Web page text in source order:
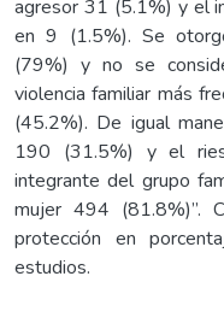
agresor 31 (5.1%) y el
en 9 (1.5%). Se
(79%) y no se
violencia familiar más
(45.2%). De igual
190 (31.5%) y el
integrante del grupo
mujer 494 (81.8%)”.
protección en
estudios.